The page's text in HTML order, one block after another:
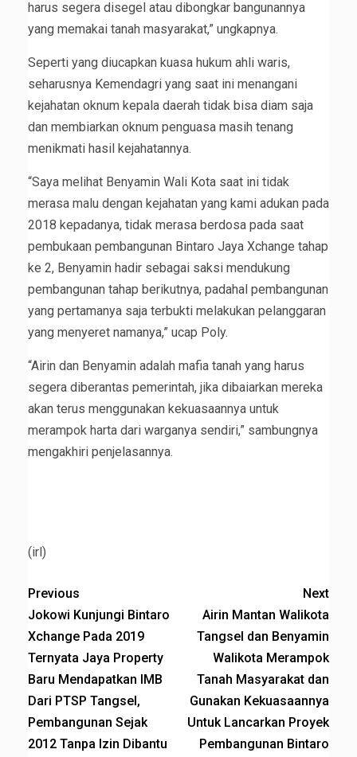
harus segera disegel atau dibongkar bangunannya
yang memakai tanah masyarakat,” ungkapnya.
Seperti yang diucapkan kuasa hukum ahli waris,
seharusnya Kemendagri yang saat ini menangani
kejahatan oknum kepala daerah tidak bisa diam saja
dan membiarkan oknum penguasa masih tenang
menikmati hasil kejahatannya.
“Saya melihat Benyamin Wali Kota saat ini tidak
merasa malu dengan kejahatan yang kami adukan pada
2018 kepadanya, tidak merasa berdosa pada saat
pembukaan pembangunan Bintaro Jaya Xchange tahap
ke 2, Benyamin hadir sebagai saksi mendukung
pembangunan tahap berikutnya, padahal pembangunan
yang pertamanya saja terbukti melakukan pelanggaran
yang menyeret namanya,” ucap Poly.
“Airin dan Benyamin adalah mafia tanah yang harus
segera diberantas pemerintah, jika dibaiarkan mereka
akan terus menggunakan kekuasaannya untuk
merampok harta dari warganya sendiri,” sambungnya
mengakhiri penjelasannya.
(irl)
Previous
Jokowi Kunjungi Bintaro
Xchange Pada 2019
Ternyata Jaya Property
Baru Mendapatkan IMB
Dari PTSP Tangsel,
Pembangunan Sejak
2012 Tanpa Izin Dibantu
Next
Airin Mantan Walikota
Tangsel dan Benyamin
Walikota Merampok
Tanah Masyarakat dan
Gunakan Kekuasaannya
Untuk Lancarkan Proyek
Pembangunan Bintaro